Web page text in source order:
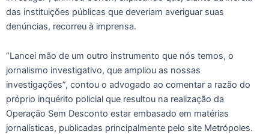
das instituições públicas que deveriam averiguar suas
denúncias, recorreu à imprensa.
“Lancei mão de um outro instrumento que nós temos, o
jornalismo investigativo, que ampliou as nossas
investigações”, contou o advogado ao comentar a razão do
próprio inquérito policial que resultou na realização da
Operação Sem Desconto estar embasado em matérias
jornalísticas, publicadas principalmente pelo site Metrópoles.